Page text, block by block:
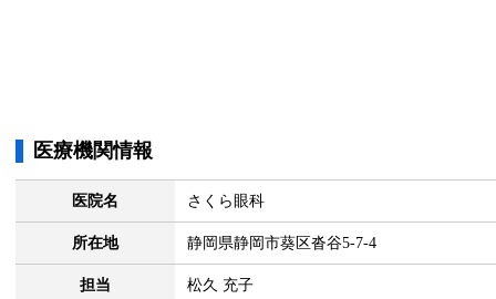
医療機関情報
医院名 さくら眼科
所在地 静岡県静岡市葵区沓谷5-7-4
担当 松久 充子